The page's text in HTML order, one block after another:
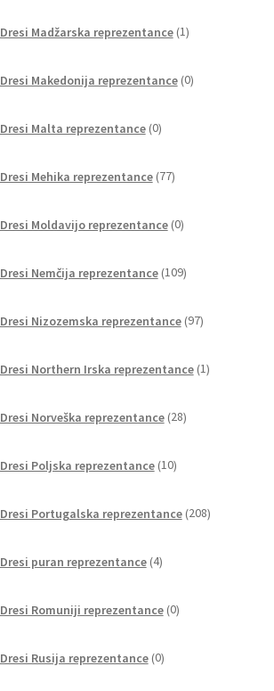
Dresi Madžarska reprezentance 1izdelek
Dresi Makedonija reprezentance 0izdelkov
Dresi Malta reprezentance 0izdelkov
Dresi Mehika reprezentance 77izdelkov
Dresi Moldavijo reprezentance 0izdelkov
Dresi Nemčija reprezentance 109izdelkov
Dresi Nizozemska reprezentance 97izdelkov
Dresi Northern Irska reprezentance 1izdelek
Dresi Norveška reprezentance 28izdelkov
Dresi Poljska reprezentance 10izdelkov
Dresi Portugalska reprezentance 208izdelkov
Dresi puran reprezentance 4izdelki
Dresi Romuniji reprezentance 0izdelkov
Dresi Rusija reprezentance 0izdelkov